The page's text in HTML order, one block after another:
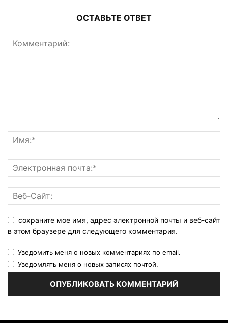
ОСТАВЬТЕ ОТВЕТ
сохраните мое имя, адрес электронной почты и веб-сайт
в этом браузере для следующего комментария.
Уведомить меня о новых комментариях по email.
Уведомлять меня о новых записях почтой.